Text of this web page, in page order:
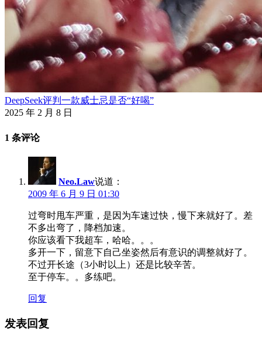
DeepSeek评判一款威士忌是否“好喝”
2025 年 2 月 8 日
1 条评论
Neo.Law说道：
2009 年 6 月 9 日 01:30
过弯时甩车严重，是因为车速过快，慢下来就好了。差
不多出弯了，降档加速。
你应该看下我超车，哈哈。。。
多开一下，留意下自己坐姿然后有意识的调整就好了。
不过开长途（3小时以上）还是比较辛苦。
至于停车。。多练吧。
回复
发表回复